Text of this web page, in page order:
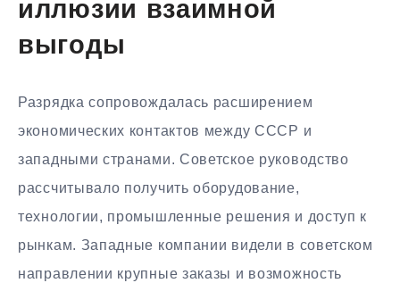
иллюзии взаимной
выгоды
Разрядка сопровождалась расширением
экономических контактов между СССР и
западными странами. Советское руководство
рассчитывало получить оборудование,
технологии, промышленные решения и доступ к
рынкам. Западные компании видели в советском
направлении крупные заказы и возможность